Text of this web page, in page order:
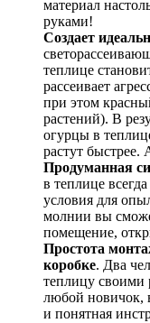
материал
руками!
Создает
теплице
рассеивает
при этом
растений). В
огурцы в
растут быстрее.
Продуманная
в теплице
условия для
молнии вы
помещение,
Простота
коробке. Два
теплицу своими
любой новичок,
и понятная